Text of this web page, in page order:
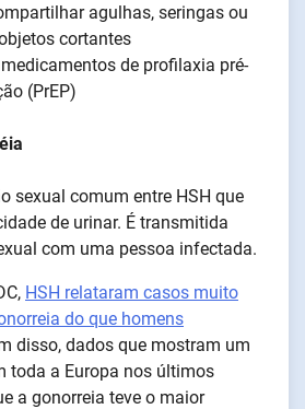
agulhas, seringas ou
cortantes
de profilaxia pré-
(PrEP)
sexual comum entre HSH que
de urinar. É transmitida
com uma pessoa infectada.
HSH relataram casos muito
do que homens
disso, dados que mostram um
toda a Europa nos últimos
a gonorreia teve o maior